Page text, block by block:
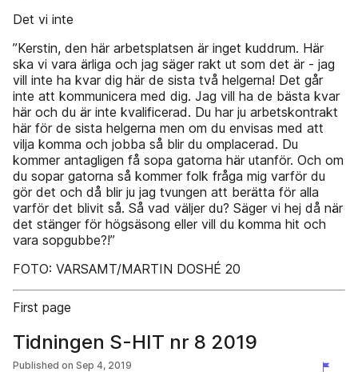
Det vi inte
”Kerstin, den här arbetsplatsen är inget kuddrum. Här
ska vi vara ärliga och jag säger rakt ut som det är - jag
vill inte ha kvar dig här de sista två helgerna! Det går
inte att kommunicera med dig. Jag vill ha de bästa kvar
här och du är inte kvalificerad. Du har ju arbetskontrakt
här för de sista helgerna men om du envisas med att
vilja komma och jobba så blir du omplacerad. Du
kommer antagligen få sopa gatorna här utanför. Och om
du sopar gatorna så kommer folk fråga mig varför du
gör det och då blir ju jag tvungen att berätta för alla
varför det blivit så. Så vad väljer du? Säger vi hej då när
det stänger för högsäsong eller vill du komma hit och
vara sopgubbe?!”
FOTO: VARSAMT/MARTIN DOSHÉ 20
First page
Tidningen S-HIT nr 8 2019
Published on Sep 4, 2019